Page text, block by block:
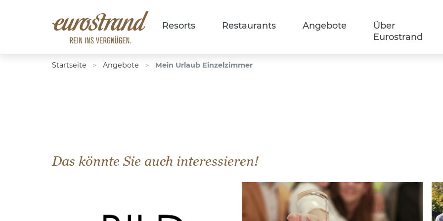
Resorts Restaurants Angebote
Über
Eurostrand
Startseite > Angebote > Mein Urlaub Einzelzimmer
Das könnte Sie auch interessieren!